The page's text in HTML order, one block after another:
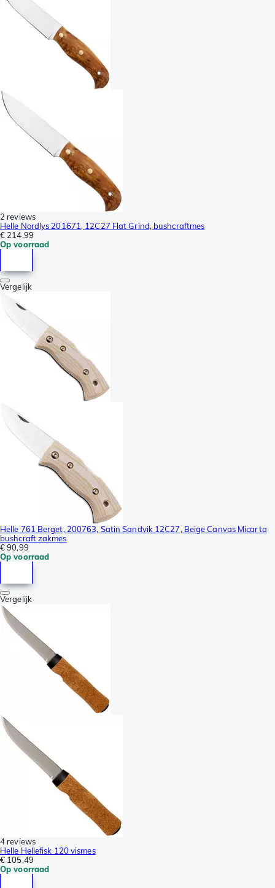
2 reviews
Helle Nordlys 201671, 12C27 Flat Grind, bushcraftmes
€ 214,99
Op voorraad
Vergelijk
Helle 761 Berget, 200763, Satin Sandvik 12C27, Beige Canvas Micarta
bushcraft zakmes
€ 90,99
Op voorraad
Vergelijk
4 reviews
Helle Hellefisk 120 vismes
€ 105,49
Op voorraad